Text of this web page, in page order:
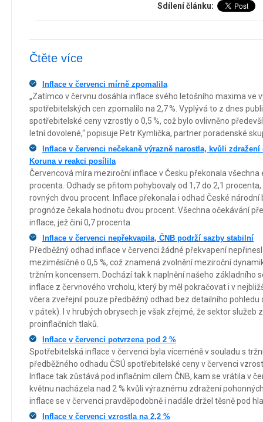
Sdílení článku:
Čtěte více
Inflace v červenci mírně zpomalila
„Zatímco v červnu dosáhla inflace svého letošního maxima ve
spotřebitelských cen zpomalilo na 2,7 %. Vyplývá to z dnes
spotřebitelské ceny vzrostly o 0,5 %, což bylo ovlivněno
letní dovolené,“ popisuje Petr Kymlička, partner poradenské
Inflace v červenci nečekaně výrazně narostla, kvůli
Koruna v reakci posílila
Červencová míra meziroční inflace v Česku překonala všechna
procenta. Odhady se přitom pohybovaly od 1,7 do 2,1
rovných dvou procent. Inflace překonala i odhad České národní
prognóze čekala hodnotu dvou procent. Všechna očekávání
inflace, jež činí 0,7 procenta.
Inflace v červenci nepřekvapila, ČNB podrží sazby stabilní
Předběžný odhad inflace v červenci žádné překvapení
meziměsíčně o 0,5 %, což znamená zvolnění meziroční
tržním koncensem. Dochází tak k naplnění našeho základního
inflace z červnového vrcholu, který by měl pokračovat i v
včera zveřejnil pouze předběžný odhad bez detailního
v pátek). I v hrubých obrysech je však zřejmé, že sektor služeb
proinflačních tlaků.
Inflace v červenci potvrzena pod 2 %
Spotřebitelská inflace v červenci byla víceméně v souladu s
předběžného odhadu ČSÚ spotřebitelské ceny v červenci
Inflace tak zůstává pod inflačním cílem ČNB, kam se vrátila v
květnu nacházela nad 2 % kvůli výraznému zdražení
inflace se v červenci pravděpodobně i nadále držel těsně pod
Inflace v červenci vzrostla na 2,2 %